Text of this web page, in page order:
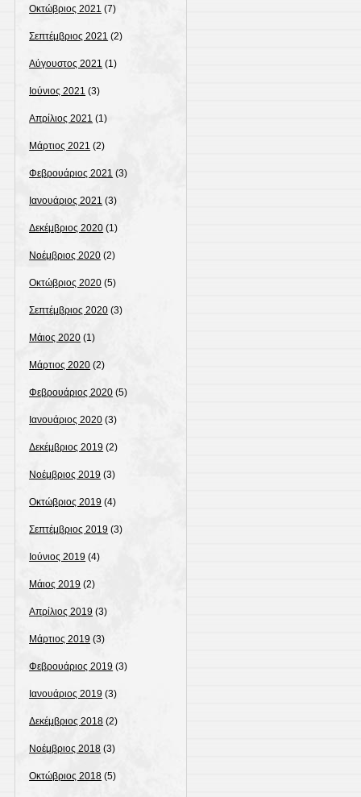
Οκτώβριος 2021 (7)
Σεπτέμβριος 2021 (2)
Αύγουστος 2021 (1)
Ιούνιος 2021 (3)
Απρίλιος 2021 (1)
Μάρτιος 2021 (2)
Φεβρουάριος 2021 (3)
Ιανουάριος 2021 (3)
Δεκέμβριος 2020 (1)
Νοέμβριος 2020 (2)
Οκτώβριος 2020 (5)
Σεπτέμβριος 2020 (3)
Μάιος 2020 (1)
Μάρτιος 2020 (2)
Φεβρουάριος 2020 (5)
Ιανουάριος 2020 (3)
Δεκέμβριος 2019 (2)
Νοέμβριος 2019 (3)
Οκτώβριος 2019 (4)
Σεπτέμβριος 2019 (3)
Ιούνιος 2019 (4)
Μάιος 2019 (2)
Απρίλιος 2019 (3)
Μάρτιος 2019 (3)
Φεβρουάριος 2019 (3)
Ιανουάριος 2019 (3)
Δεκέμβριος 2018 (2)
Νοέμβριος 2018 (3)
Οκτώβριος 2018 (5)